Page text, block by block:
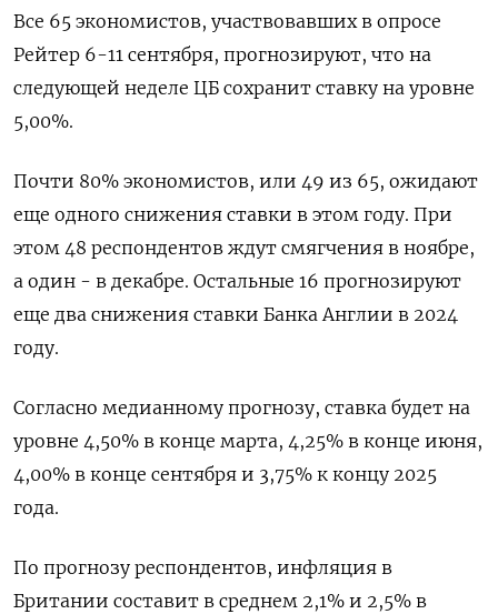
Все 65 экономистов, участвовавших в опросе
Рейтер 6-11 сентября, прогнозируют, что на
следующей неделе ЦБ сохранит ставку на уровне
5,00%.
Почти 80% экономистов, или 49 из 65, ожидают
еще одного снижения ставки в этом году. При
этом 48 респондентов ждут смягчения в ноябре,
а один - в декабре. Остальные 16 прогнозируют
еще два снижения ставки Банка Англии в 2024
году.
Согласно медианному прогнозу, ставка будет на
уровне 4,50% в конце марта, 4,25% в конце июня,
4,00% в конце сентября и 3,75% к концу 2025
года.
По прогнозу респондентов, инфляция в
Британии составит в среднем 2,1% и 2,5% в